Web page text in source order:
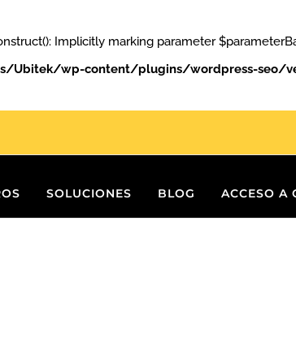
Implicitly marking parameter
Ubitek/wp-content/plugins/wordpress-seo/
SOLUCIONES BLOG ACCESO A